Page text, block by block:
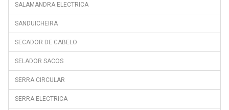
SALAMANDRA ELECTRICA
SANDUICHEIRA
SECADOR DE CABELO
SELADOR SACOS
SERRA CIRCULAR
SERRA ELECTRICA